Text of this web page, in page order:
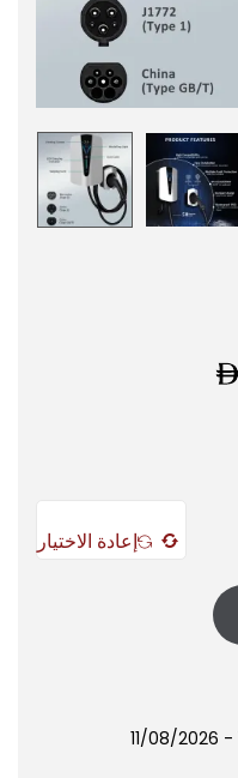
إعادة الاختيار